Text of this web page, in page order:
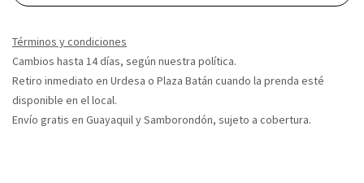
Términos y condiciones
Cambios hasta 14 días, según nuestra política.
Retiro inmediato en Urdesa o Plaza Batán cuando la prenda esté
disponible en el local.
Envío gratis en Guayaquil y Samborondón, sujeto a cobertura.